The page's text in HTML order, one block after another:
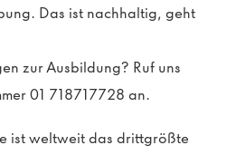
Das ist nachhaltig, geht
zur Ausbildung? Ruf uns
01 718717728 an.
ist weltweit das drittgrößte